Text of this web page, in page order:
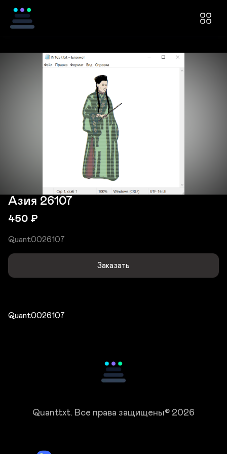
Азия 26107
450 ₽
Quant0026107
Заказать
Quant0026107
Quanttxt. Все права защищены© 2026